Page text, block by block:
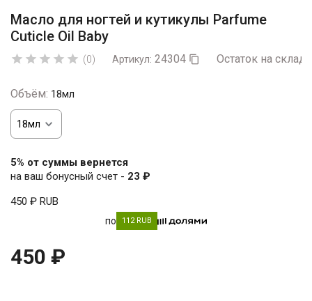
Масло для ногтей и кутикулы Parfume
Cuticle Oil Baby
     (0) Артикул: 24304  Остаток на
Объём: 18мл
5% от суммы вернется
на ваш бонусный счет - 23 ₽
450 ₽ RUB
по 112 RUB
450 ₽